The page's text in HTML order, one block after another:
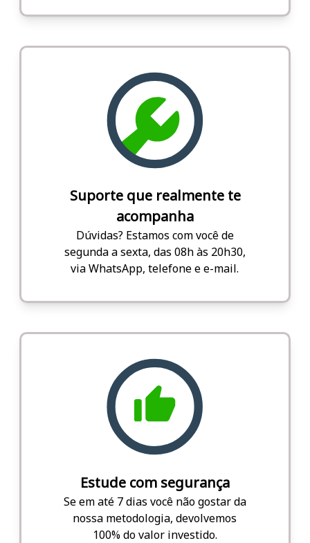
Suporte que realmente te
acompanha
Dúvidas? Estamos com você de
segunda a sexta, das 08h às 20h30,
via WhatsApp, telefone e e-mail.
Estude com segurança
Se em até 7 dias você não gostar da
nossa metodologia, devolvemos
100% do valor investido.